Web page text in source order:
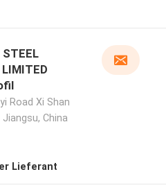
STEEL
Road Xi Shan
China
Lieferant